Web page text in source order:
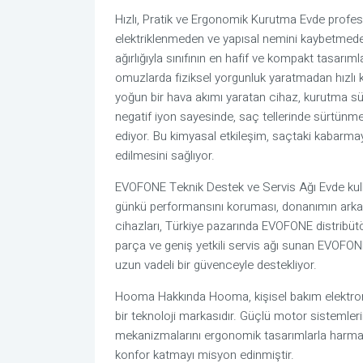
Hızlı, Pratik ve Ergonomik Kurutma Evde
elektriklenmeden ve yapısal nemini
ağırlığıyla sınıfının en hafif ve kompakt
omuzlarda fiziksel yorgunluk yaratmadan hızlı
yoğun bir hava akımı yaratan cihaz, kurutma
negatif iyon sayesinde, saç tellerinde
ediyor. Bu kimyasal etkileşim, saçtaki
edilmesini sağlıyor.
EVOFONE Teknik Destek ve Servis Ağı Evde
günkü performansını koruması, donanımın
cihazları, Türkiye pazarında EVOFONE
parça ve geniş yetkili servis ağı sunan
uzun vadeli bir güvenceyle destekliyor.
Hooma Hakkında Hooma, kişisel bakım
bir teknoloji markasıdır. Güçlü motor
mekanizmalarını ergonomik tasarımlarla
konfor katmayı misyon edinmiştir.